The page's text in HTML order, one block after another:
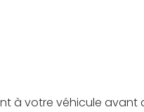
à votre véhicule avant